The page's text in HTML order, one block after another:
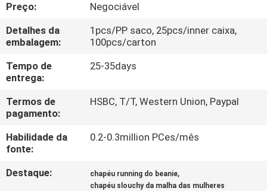
CONTACTE-
NOS
NOTÍCIA
CASOS
DO
Preço:
Negociável
Detalhes da
embalagem:
1pcs/PP saco, 25pcs/inner caixa,
100pcs/carton
Tempo de
entrega:
25-35days
Termos de
pagamento:
HSBC, T/T, Western Union, Paypal
Habilidade da
fonte:
0.2-0.3million PCes/mês
Destaque: chapéu running do beanie,
chapéu slouchy da malha das mulheres